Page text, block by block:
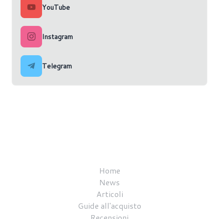
YouTube
Instagram
Telegram
Home
News
Articoli
Guide all'acquisto